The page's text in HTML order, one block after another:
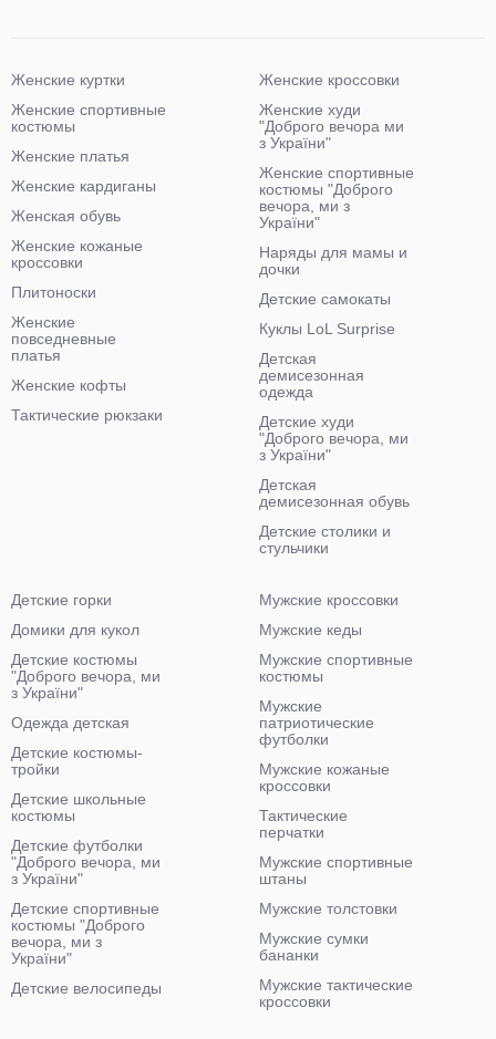
Женские куртки
Женские спортивные
костюмы
Женские платья
Женские кардиганы
Женская обувь
Женские кожаные
кроссовки
Плитоноски
Женские
повседневные
платья
Женские кофты
Тактические рюкзаки
Женские кроссовки
Женские худи
"Доброго вечора ми
з України"
Женские спортивные
костюмы "Доброго
вечора, ми з
України"
Наряды для мамы и
дочки
Детские самокаты
Куклы LoL Surprise
Детская
демисезонная
одежда
Детские худи
"Доброго вечора, ми
з України"
Детская
демисезонная обувь
Детские столики и
стульчики
Детские горки
Домики для кукол
Детские костюмы
"Доброго вечора, ми
з України"
Одежда детская
Детские костюмы-
тройки
Детские школьные
костюмы
Детские футболки
"Доброго вечора, ми
з України"
Детские спортивные
костюмы "Доброго
вечора, ми з
України"
Детские велосипеды
Мужские кроссовки
Мужские кеды
Мужские спортивные
костюмы
Мужские
патриотические
футболки
Мужские кожаные
кроссовки
Тактические
перчатки
Мужские спортивные
штаны
Мужские толстовки
Мужские сумки
бананки
Мужские тактические
кроссовки